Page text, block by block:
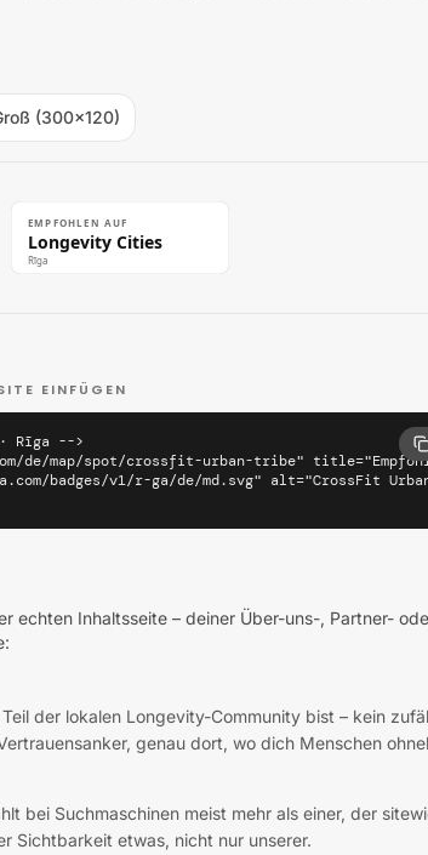
(300×120)
EMPFOHLEN AUF
Longevity Cities
Rīga
EINFÜGEN
Rīga -->
de/map/spot/crossfit-urban-tribe"
badges/v1/r-ga/de/md.svg" alt="CrossFit
echten Inhaltsseite – deiner Über-uns-, Partner-
der lokalen Longevity-Community bist – kein
genau dort, wo dich Menschen
bei Suchmaschinen meist mehr als einer, der
Sichtbarkeit etwas, nicht nur unserer.